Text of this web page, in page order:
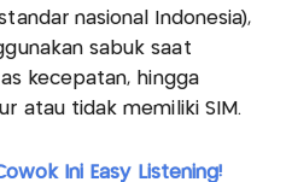
nasional Indonesia),
sabuk saat
kecepatan, hingga
atau tidak memiliki SIM.
Ini Easy Listening!